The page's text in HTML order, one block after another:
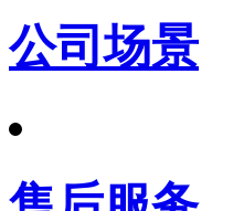
公司场景